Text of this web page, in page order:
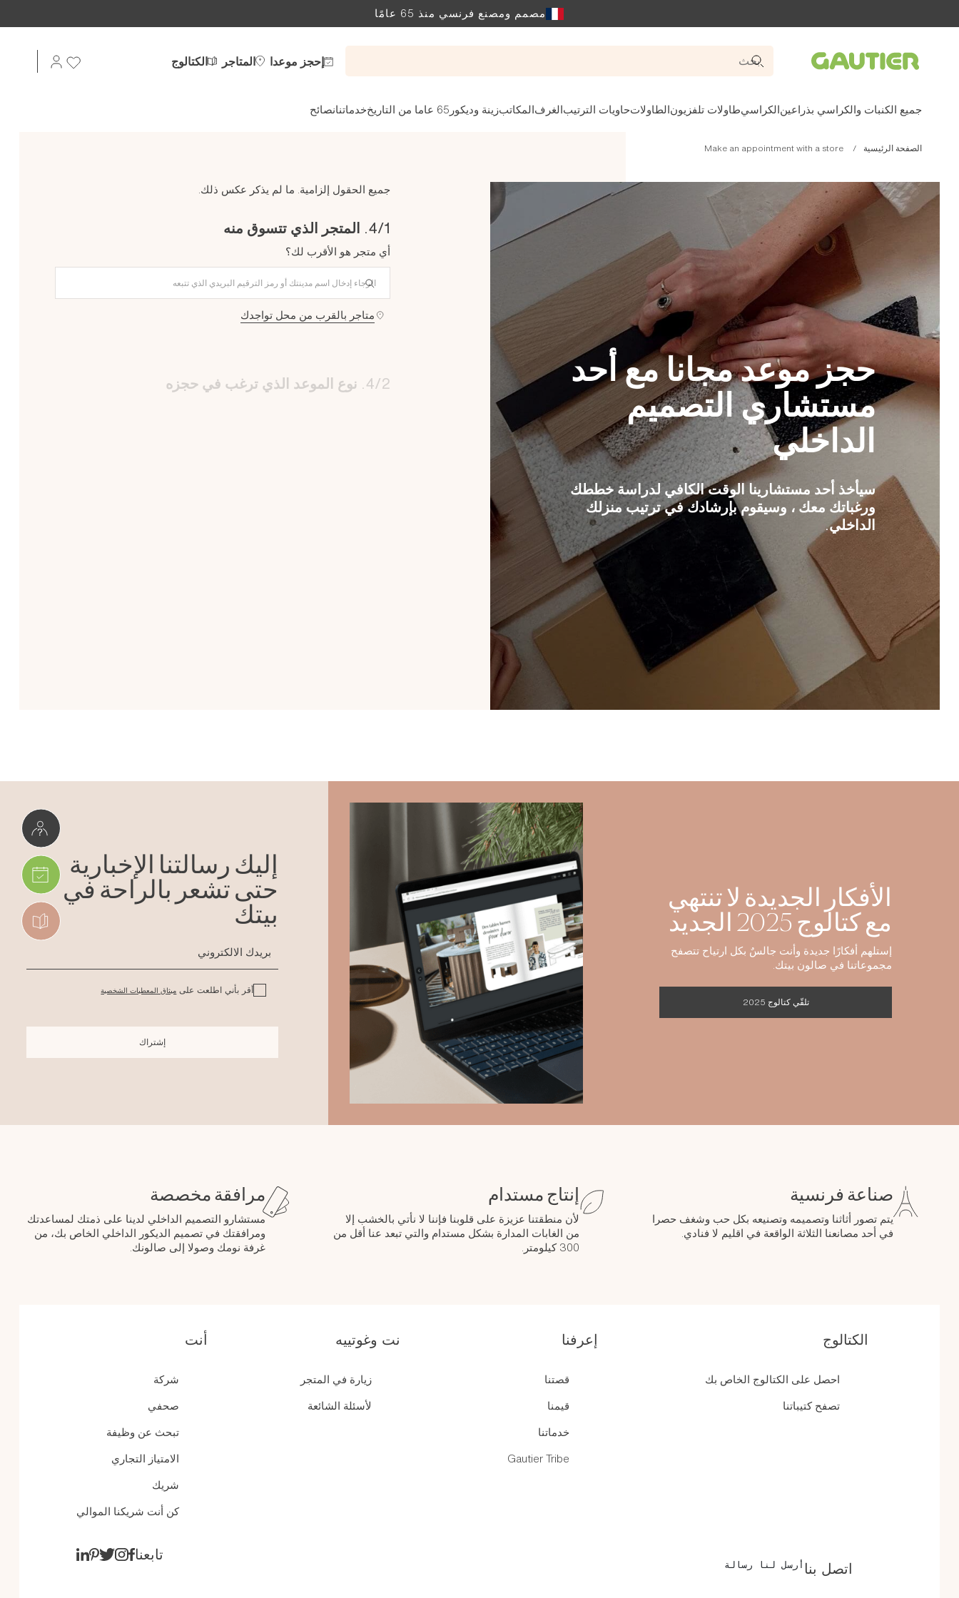
مصمم ومصنع فرنسي منذ 65 عامًا
Gautier إحجز موعدا المتاجر الكتالوج
جميع الكنبات والكراسي بذراعين الكراسيطاولات تلفزيون الطاولاتحاويات الترتيب الغرف المكاتبزينة وديكور 65 عاما من التاريخ خدماتنانصائح
الصفحة الرئيسية Make an appointment with a store
حجز موعد مجانا مع أحد
مستشاري التصميم
الداخلي
سيأخذ أحد مستشارينا الوقت الكافي لدراسة خططك
ورغباتك معك ، وسيقوم بإرشادك في ترتيب منزلك
الداخلي.
جميع الحقول إلزامية. ما لم يذكر عكس ذلك.
4/1. المتجر الذي تتسوق منه
أي متجر هو الأقرب لك؟
متاجر بالقرب من محل تواجدك
4/2. نوع الموعد الذي ترغب في حجزه
الأفكار الجديدة لا تنتهي
مع كتالوج 2025 الجديد
إستلهم أفكارًا جديدة وأنت جالسٌ بكل ارتياح تتصفح
مجموعاتنا في صالون بيتك.
تلقّي كتالوج 2025
إليك رسالتنا الإخبارية
حتى تشعر بالراحة في
بيتك
أقر بأني اطلعت على ميثاق المعطيات الشخصية
إشتراك
صناعة فرنسية
يتم تصور أثاثنا وتصميمه وتصنيعه بكل حب وشغف حصرا
في أحد مصانعنا الثلاثة الواقعة في اقليم لا فنادي.
إنتاج مستدام
لأن منطقتنا عزيزة على قلوبنا فإننا لا نأتي بالخشب إلا
من الغابات المدارة بشكل مستدام والتي تبعد عنا أقل من
300 كيلومتر.
مرافقة مخصصة
مستشارو التصميم الداخلي لدينا على ذمتك لمساعدتك
ومرافقتك في تصميم الديكور الداخلي الخاص بك، من
غرفة نومك وصولا إلى صالونك.
الكتالوج
احصل على الكتالوج الخاص بك
تصفح كتيباتنا
إعرفنا
قصتنا
قيمنا
خدماتنا
Gautier Tribe
نت وغوتييه
زيارة في المتجر
لأسئلة الشائعة
أنت
شركة
صحفي
تبحث عن وظيفة
الامتياز التجاري
شريك
كن أنت شريكنا الموالي
اتصل بنا أرسل لنا رسالة
تابعنا